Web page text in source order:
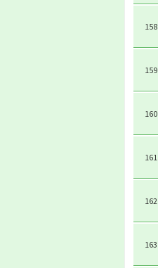
158
159
160
161
162
163